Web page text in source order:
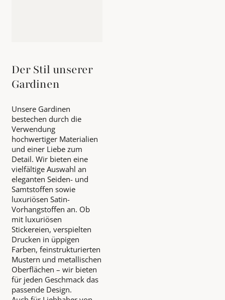
Der Stil unserer
Gardinen
Unsere Gardinen
bestechen durch die
Verwendung
hochwertiger Materialien
und einer Liebe zum
Detail. Wir bieten eine
vielfältige Auswahl an
eleganten Seiden- und
Samtstoffen sowie
luxuriösen Satin-
Vorhangstoffen an. Ob
mit luxuriösen
Stickereien, verspielten
Drucken in üppigen
Farben, feinstrukturierten
Mustern und metallischen
Oberflächen – wir bieten
für jeden Geschmack das
passende Design.